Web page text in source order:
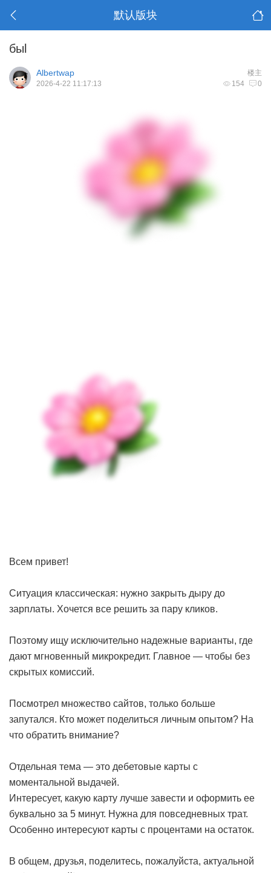
默认版块
быl
楼主
Albertwap
154 0
2026-4-22 11:17:13
Всем привет!
Ситуация классическая: нужно закрыть дыру до
зарплаты. Хочется все решить за пару кликов.
Поэтому ищу исключительно надежные варианты, где
дают мгновенный микрокредит. Главное — чтобы без
скрытых комиссий.
Посмотрел множество сайтов, только больше
запутался. Кто может поделиться личным опытом? На
что обратить внимание?
Отдельная тема — это дебетовые карты с
моментальной выдачей.
Интересует, какую карту лучше завести и оформить ее
буквально за 5 минут. Нужна для повседневных трат.
Особенно интересуют карты с процентами на остаток.
В общем, друзья, поделитесь, пожалуйста, актуальной